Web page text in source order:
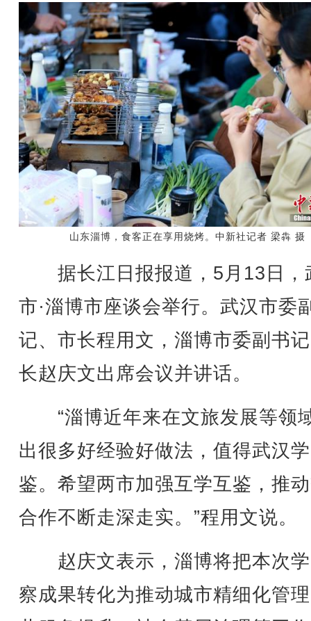
山东淄博，食客正在享用烧烤。中新社记者 梁犇 摄
据长江日报报道，5月13日，
市·淄博市座谈会举行。武汉市委
记、市长程用文，淄博市委副书
长赵庆文出席会议并讲话。
“淄博近年来在文旅发展等领
出很多好经验好做法，值得武汉
鉴。希望两市加强互学互鉴，推
合作不断走深走实。”程用文说。
赵庆文表示，淄博将把本次
察成果转化为推动城市精细化管